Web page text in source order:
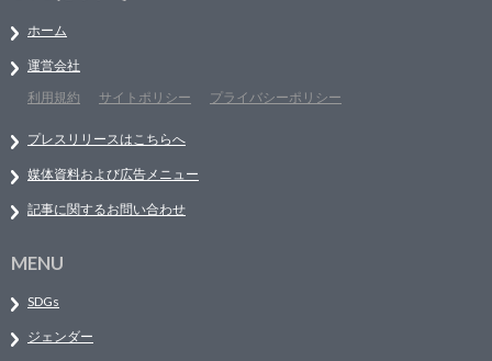
ホーム
運営会社
利用規約
サイトポリシー プライバシーポリシー
プレスリリースはこちらへ
媒体資料および広告メニュー
記事に関するお問い合わせ
MENU
SDGs
ジェンダー